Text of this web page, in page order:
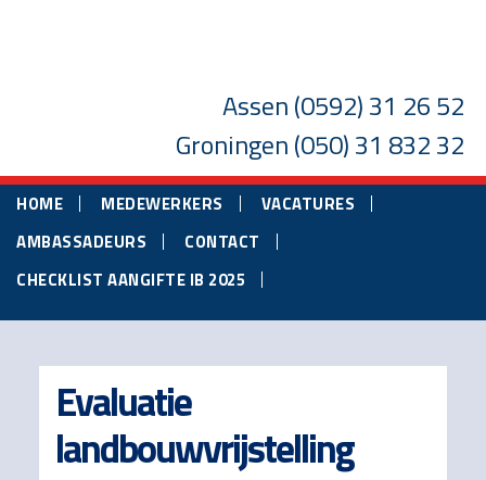
Assen(0592) 31 26 52
Groningen(050) 31 832 32
HOME MEDEWERKERS
VACATURES
AMBASSADEURS
CONTACT
CHECKLIST AANGIFTE IB 2025
Evaluatie
landbouwvrijstelling